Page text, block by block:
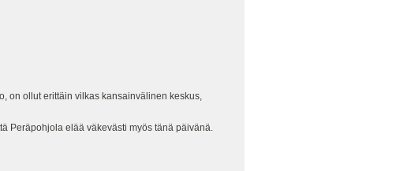
on ollut erittäin vilkas kansainvälinen keskus,
Peräpohjola elää väkevästi myös tänä päivänä.